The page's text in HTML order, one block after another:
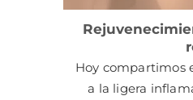
Hoy compartimos
a la ligera